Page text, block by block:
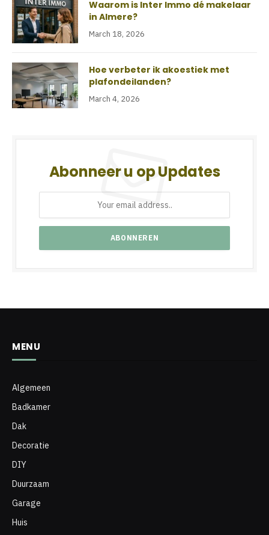
Waarom is Inter Immo dé makelaar
in Almere?
March 18, 2026
Hoe verbeter ik akoestiek met
plafondeilanden?
March 4, 2026
Abonneer u op Updates
MENU
Algemeen
Badkamer
Dak
Decoratie
DIY
Duurzaam
Garage
Huis